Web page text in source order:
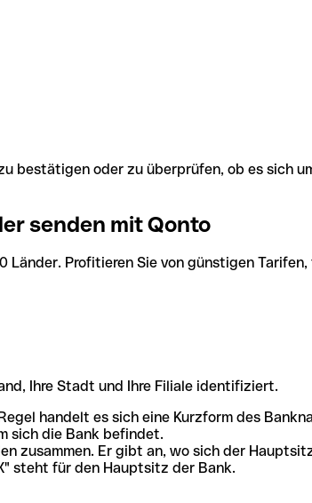
oder zu überprüfen, ob es sich
senden mit Qonto
Profitieren Sie von günstigen
Ihre Stadt und Ihre Filiale identifiziert.
handelt es sich eine Kurzform des
sich die Bank befindet.
zusammen. Er gibt an, wo sich der
steht für den Hauptsitz der Bank.